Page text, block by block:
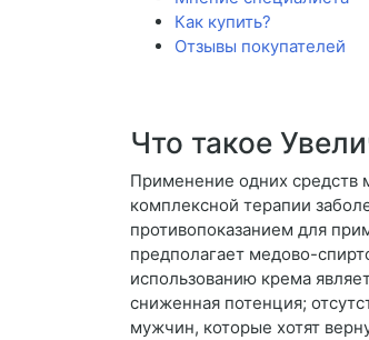
Как купить?
Отзывы покупателей
Что такое
Применение одних средств
комплексной терапии
противопоказанием для
предполагает медово-
использованию крема
сниженная потенция;
мужчин, которые хотят